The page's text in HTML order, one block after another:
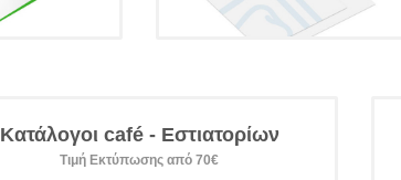
Κατάλογοι café - Εστιατορίων
Τιμή Εκτύπωσης από 70€